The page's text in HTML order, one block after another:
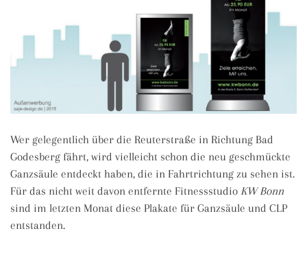
Wer gelegentlich über die Reuterstraße in Richtung Bad
Godesberg fährt, wird vielleicht schon die neu geschmückte
Ganzsäule entdeckt haben, die in Fahrtrichtung zu sehen ist.
Für das nicht weit davon entfernte Fitnessstudio KW Bonn
sind im letzten Monat diese Plakate für Ganzsäule und CLP
entstanden.